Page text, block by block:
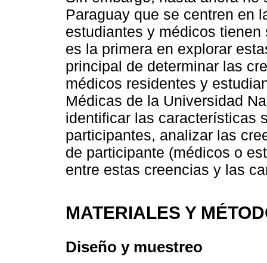
Paraguay que se centren en
estudiantes y médicos
es la primera en explorar
principal de determinar las
médicos residentes y
Médicas de la Universidad
identificar las características
participantes, analizar las
de participante (médicos o
entre estas creencias y las
MATERIALES Y
Diseño y muestreo